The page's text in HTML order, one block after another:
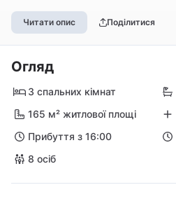
Читати опис Поділитися
Огляд
3 спальних кімнат
165 м² житлової площі
Прибуття з 16:00
8 осіб